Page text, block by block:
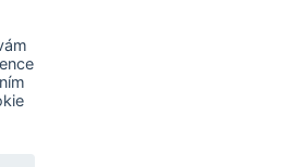
účastní projektu s názvem